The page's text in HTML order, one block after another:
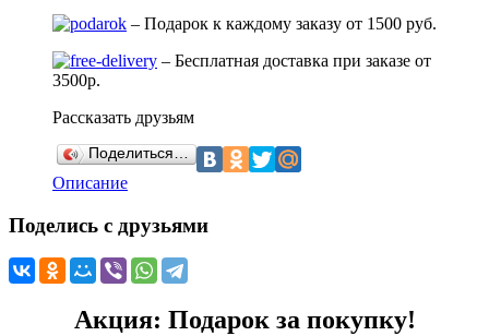
– Подарок к каждому заказу от 1500 руб.
– Бесплатная доставка при заказе от
3500р.
Рассказать друзьям
Поделиться…
Описание
Поделись с друзьями
Акция: Подарок за покупку!